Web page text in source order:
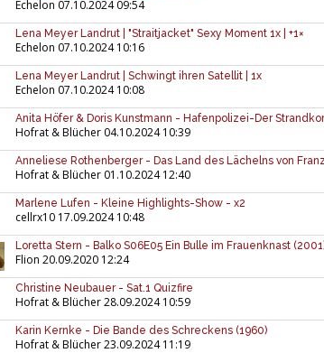
Echelon 07.10.2024 09:54
Lena Meyer Landrut | "Straitjacket" Sexy Moment 1x | +1×
Echelon 07.10.2024 10:16
Lena Meyer Landrut | Schwingt ihren Satellit | 1x
Echelon 07.10.2024 10:08
Anita Höfer & Doris Kunstmann - Hafenpolizei-Der
Hofrat & Blücher 04.10.2024 10:39
Anneliese Rothenberger - Das Land des Lächelns von
Hofrat & Blücher 01.10.2024 12:40
Marlene Lufen - Kleine Highlights-Show - x2
cellrx10 17.09.2024 10:48
Loretta Stern - Balko S06E05 Ein Bulle im Frauenknast
Flion 20.09.2020 12:24
Christine Neubauer - Sat.1 Quizfire
Hofrat & Blücher28.09.2024 10:59
Karin Kernke - Die Bande des Schreckens (1960)
Hofrat & Blücher23.09.2024 11:19